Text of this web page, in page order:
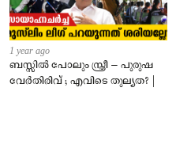
1 year ago
ബസ്സിൽ പോലും സ്ത്രീ – പുരുഷ
വേർതിരിവ് ; എവിടെ തുല്യത? |